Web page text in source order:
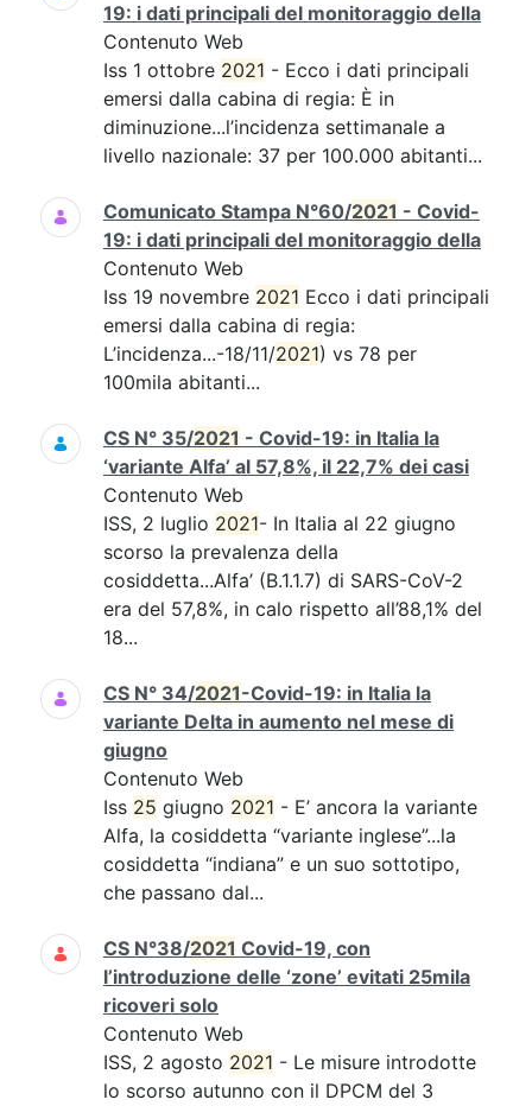
19: i dati principali del monitoraggio della
Contenuto Web
Iss 1 ottobre 2021 - Ecco i dati principali
emersi dalla cabina di regia: È in
diminuzione...l’incidenza settimanale a
livello nazionale: 37 per 100.000 abitanti...
Comunicato Stampa N°60/2021 - Covid-
19: i dati principali del monitoraggio della
Contenuto Web
Iss 19 novembre 2021 Ecco i dati principali
emersi dalla cabina di regia:
L’incidenza...-18/11/2021) vs 78 per
100mila abitanti...
CS N° 35/2021 - Covid-19: in Italia la
‘variante Alfa’ al 57,8%, il 22,7% dei casi
Contenuto Web
ISS, 2 luglio 2021- In Italia al 22 giugno
scorso la prevalenza della
cosiddetta...Alfa’ (B.1.1.7) di SARS-CoV-2
era del 57,8%, in calo rispetto all’88,1% del
18...
CS N° 34/2021-Covid-19: in Italia la
variante Delta in aumento nel mese di
giugno
Contenuto Web
Iss 25 giugno 2021 - E’ ancora la variante
Alfa, la cosiddetta “variante inglese”...la
cosiddetta “indiana” e un suo sottotipo,
che passano dal...
CS N°38/2021 Covid-19, con
l’introduzione delle ‘zone’ evitati 25mila
ricoveri solo
Contenuto Web
ISS, 2 agosto 2021 - Le misure introdotte
lo scorso autunno con il DPCM del 3